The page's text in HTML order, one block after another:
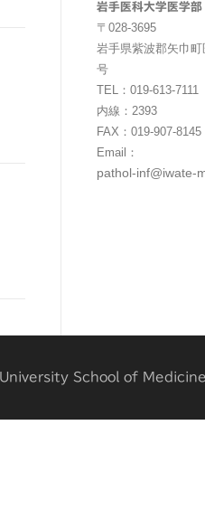
岩手医科大学医学
〒028-3695
岩手県紫波郡矢巾
号
TEL：019-613-7111
内線：2393
FAX：019-907-8145
Email：
pathol-inf@iwate-
School of